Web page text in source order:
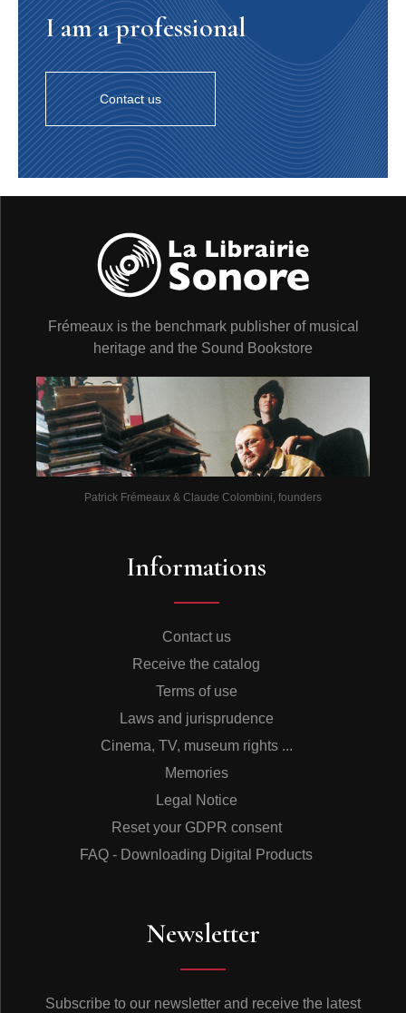
I am a professional
Contact us
Frémeaux is the benchmark publisher of musical
heritage and the Sound Bookstore
Patrick Frémeaux & Claude Colombini, founders
Informations
Contact us
Receive the catalog
Terms of use
Laws and jurisprudence
Cinema, TV, museum rights ...
Memories
Legal Notice
Reset your GDPR consent
FAQ - Downloading Digital Products
Newsletter
Subscribe to our newsletter and receive the latest